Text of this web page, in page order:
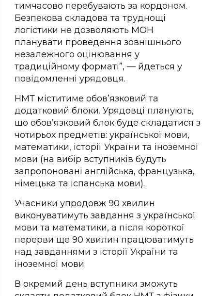
тимчасово перебувають за кордоном.
Безпекова складова та труднощі
логістики не дозволяють МОН
планувати проведення зовнішнього
незалежного оцінювання у
традиційному форматі”, — йдеться у
повідомленні урядовця.
НМТ міститиме обов’язковий та
додатковий блоки. Урядовці планують,
що обов’язковий блок буде складатися з
чотирьох предметів: української мови,
математики, історії України та іноземної
мови (на вибір вступників будуть
запропоновані англійська, французька,
німецька та іспанська мови).
Учасники упродовж 90 хвилин
виконуватимуть завдання з української
мови та математики, а після короткої
перерви ще 90 хвилин працюватимуть
над завданнями з історії України та
іноземної мови.
В окремий день вступники зможуть